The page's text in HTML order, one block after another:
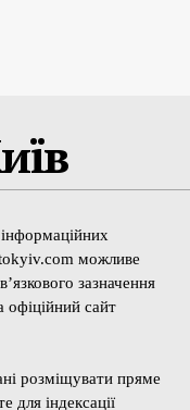
можливе
зазначення
офіційний сайт
розміщувати пряме
для індексації